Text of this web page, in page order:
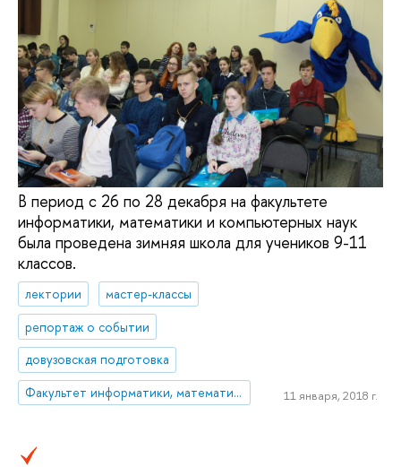
В период с 26 по 28 декабря на факультете
информатики, математики и компьютерных наук
была проведена зимняя школа для учеников 9-11
классов.
лектории
мастер-классы
репортаж о событии
довузовская подготовка
Факультет информатики, математики и компьютерных наук (Нижний Новгород)
11 января, 2018 г.